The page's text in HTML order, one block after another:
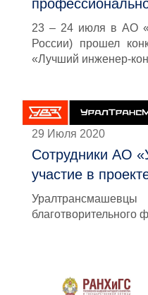
23 – 24 июля в АО
России) прошел
«Лучший инженер-
29 Июля 2020
Сотрудники АО
участие в